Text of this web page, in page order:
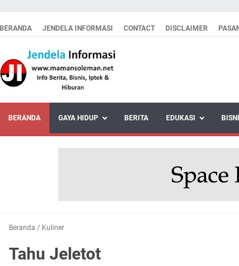
BERANDA JENDELA INFORMASI CONTACT DISCLAIMER
BERANDA GAYA HIDUP BERITA EDUKASI
Beranda / Kuliner
Tahu Jeletot